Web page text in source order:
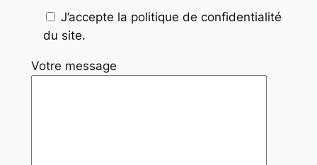
J’accepte la politique de confidentialité
du site.
Votre message